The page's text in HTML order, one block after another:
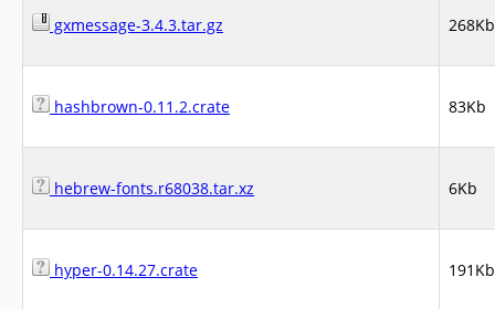
gxmessage-3.4.3.tar.gz 268Kb
hashbrown-0.11.2.crate 83Kb
hebrew-fonts.r68038.tar.xz 6Kb
hyper-0.14.27.crate 191Kb